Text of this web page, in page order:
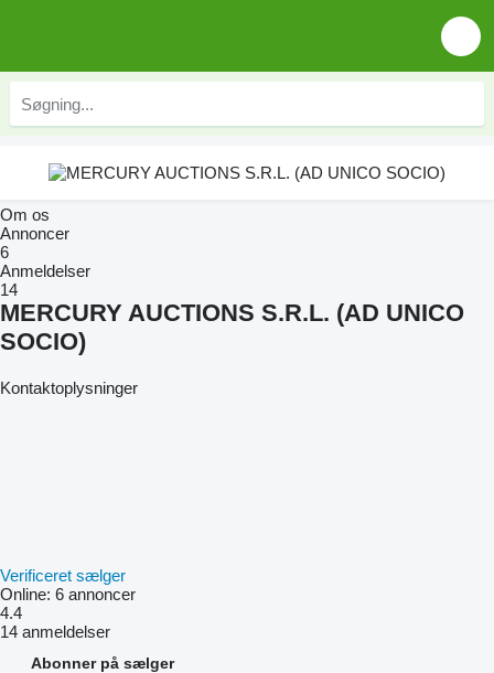
Om os
Annoncer
6
Anmeldelser
14
MERCURY AUCTIONS S.R.L. (AD UNICO
SOCIO)
Kontaktoplysninger
Verificeret sælger
Online: 6 annoncer
4.4
14 anmeldelser
Abonner på sælger